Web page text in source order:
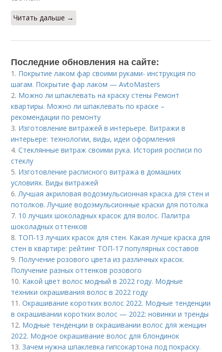
Читать дальше →
Последние обновления на сайте:
1. Покрытие лаком фар своими руками- инструкция по
шагам. Покрытие фар лаком — AvtoMasters
2. Можно ли шпаклевать на краску стены Ремонт
квартиры. Можно ли шпаклевать по краске –
рекомендации по ремонту
3. Изготовление витражей в интерьере. Витражи в
интерьере: технологии, виды, идеи оформления
4.Стеклянные витраж своими рука. История росписи по
стеклу
5. Изготовление расписного витража в домашних
условиях. Виды витражей
6. Лучшая акриловая водоэмульсионная краска для стен и
потолков. Лучшие водоэмульсионные краски для потолка
7. 10 лучших шоколадных красок для волос. Палитра
шоколадных оттенков
8. ТОП-13 лучших красок для стен. Какая лучше краска для
стен в квартире: рейтинг ТОП-17 популярных составов
9. Получение розового цвета из различных красок.
Получение разных оттенков розового
10. Какой цвет волос модный в 2022 году. Модные
техники окрашивания волос в 2022 году
11.Окрашивание коротких волос 2022. Модные тенденции
в окрашивании коротких волос — 2022: новинки и тренды
12. Модные тенденции в окрашивании волос для женщин
2022. Модное окрашивание волос для блондинок
13.Зачем нужна шпаклевка гипсокартона под покраску.